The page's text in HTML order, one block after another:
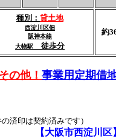
種別： 貸土地
西淀川区佃
阪神本線
大物駅
徒歩分
約
の他！ 事業用定期借
の済印は契約済みです）
【大阪市西淀川区